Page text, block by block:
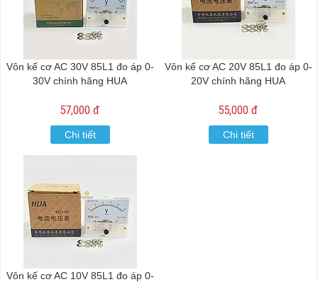
Vôn kế cơ AC 30V 85L1 đo áp 0-
30V chính hãng HUA
57,000 đ
Chi tiết
Vôn kế cơ AC 20V 85L1 đo áp 0-
20V chính hãng HUA
55,000 đ
Chi tiết
Vôn kế cơ AC 10V 85L1 đo áp 0-